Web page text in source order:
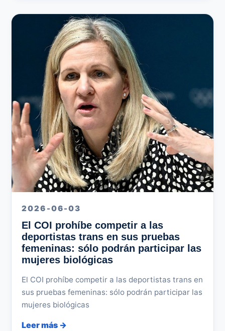
2026-06-03
El COI prohíbe competir a las
deportistas trans en sus pruebas
femeninas: sólo podrán participar las
mujeres biológicas
El COI prohíbe competir a las deportistas trans en
sus pruebas femeninas: sólo podrán participar las
mujeres biológicas
Leer más →